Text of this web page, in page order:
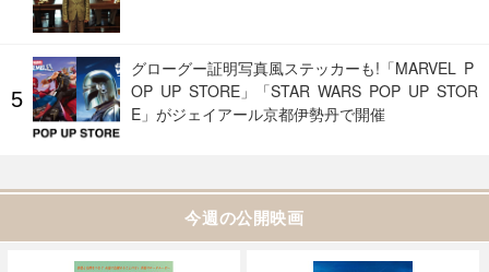
グローグー証明写真風ステッカーも!「MARVEL P
OP UP STORE」「STAR WARS POP UP STOR
E」がジェイアール京都伊勢丹で開催
今週の公開映画